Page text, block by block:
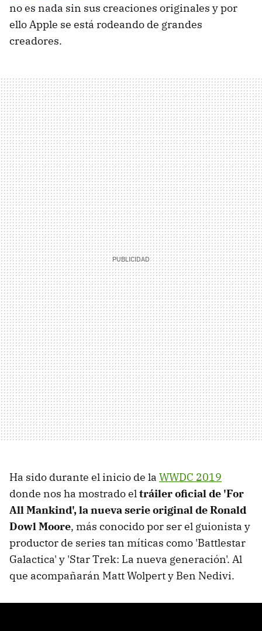
no es nada sin sus creaciones originales y por
ello Apple se está rodeando de grandes
creadores.
Ha sido durante el inicio de la WWDC 2019
donde nos ha mostrado eltráiler oficial de 'For
All Mankind', la nueva serie original de Ronald
Dowl Moore, más conocido por ser el guionista y
productor de series tan míticas como 'Battlestar
Galactica' y 'Star Trek: La nueva generación'. Al
que acompañarán Matt Wolpert y Ben Nedivi.